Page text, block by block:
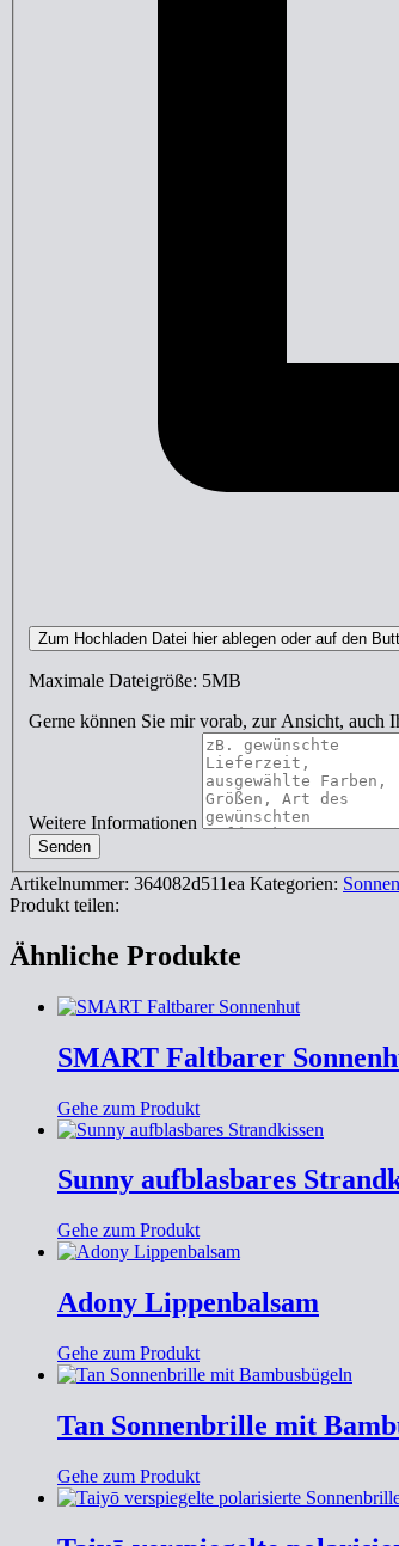
Zum Hochladen Datei hier ablegen oder auf den
Maximale Dateigröße: 5MB
Gerne können Sie mir vorab, zur Ansicht, auch
Weitere Informationen
Senden
Artikelnummer: 364082d511ea Kategorien:
Produkt teilen:
Ähnliche Produkte
SMART Faltbarer
Gehe zum Produkt
Sunny aufblasbares
Gehe zum Produkt
Adony Lippenbalsam
Gehe zum Produkt
Tan Sonnenbrille mit
Gehe zum Produkt